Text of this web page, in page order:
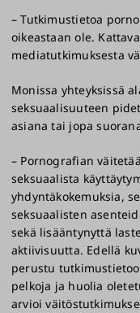
– Tutkimustietoa
oikeastaan ole.
mediatutkimuksesta
Monissa yhteyksissä
seksuaalisuuteen
asiana tai jopa
– Pornografian
seksuaalista
yhdyntäkokemuksia,
seksuaalisten
sekä lisääntynyttä
aktiivisuutta. Edellä
perustu
pelkoja ja huolia
arvioi